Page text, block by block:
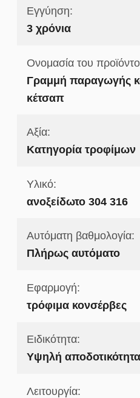
Εγγύηση:
3 χρόνια
Ονομασία του
Γραμμή παραγωγής
κέτσαπ
Αξία:
Κατηγορία τροφίμων
Υλικό:
ανοξείδωτο 304 316
Αυτόματη βαθμολογία:
Πλήρως αυτόματο
Εφαρμογή:
τρόφιμα κονσέρβες
Ειδικότητα:
Υψηλή αποδοτικότητα
Λειτουργία: